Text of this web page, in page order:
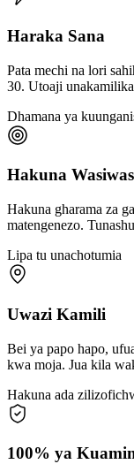
Haraka Sana
Pata mechi na lori
30. Utoaji
Dhamana ya
Hakuna
Hakuna gharama za
matengenezo.
Lipa tu unachotumia
Uwazi Kamili
Bei ya papo hapo,
kwa moja. Jua kila
Hakuna ada
100% ya